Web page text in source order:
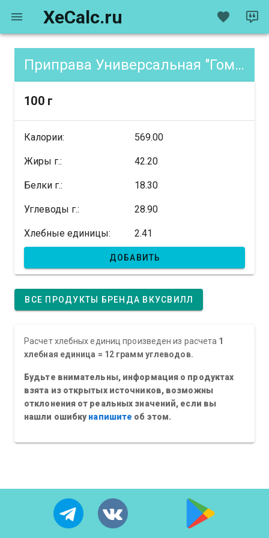
XeCalc.ru
Приправа Универсальная "Гомассио", содержание XE
100 г
Калории: 569.00
Жиры г.: 42.20
Белки г.: 18.30
Углеводы г.: 28.90
Хлебные единицы: 2.41
ДОБАВИТЬ
ВСЕ ПРОДУКТЫ БРЕНДА ВКУСВИЛЛ
Расчет хлебных единиц произведен из расчета 1
хлебная единица = 12 грамм углеводов.
Будьте внимательны, информация о продуктах
взята из открытых источников, возможны
отклонения от реальных значений, если вы
нашли ошибкунапишите об этом.